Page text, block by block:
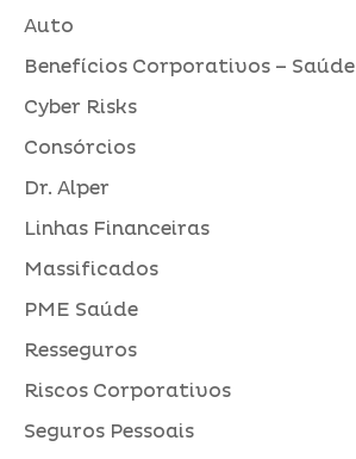
Auto
Benefícios Corporativos – Saúde
Cyber Risks
Consórcios
Dr. Alper
Linhas Financeiras
Massificados
PME Saúde
Resseguros
Riscos Corporativos
Seguros Pessoais